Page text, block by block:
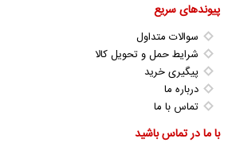
پیوندهای سریع
سوالات متداول
شرایط حمل و تحویل کالا
پیگیری خرید
درباره ما
تماس با ما
با ما در تماس باشید